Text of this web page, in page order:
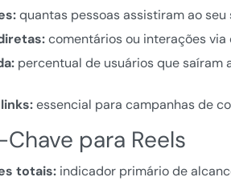
quantas pessoas assistiram ao seu
comentários ou interações via
percentual de usuários que saíram
essencial para campanhas de
para Reels
totais:indicador primário de